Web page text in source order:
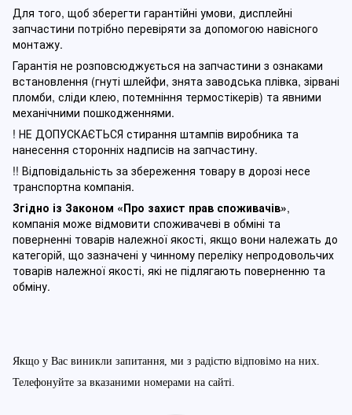
Для того, щоб зберегти гарантійні умови, дисплейні
запчастини потрібно перевіряти за допомогою навісного
монтажу.
Гарантія не розповсюджується на запчастини з ознаками
встановлення (гнуті шлейфи, знята заводська плівка, зірвані
пломби, сліди клею, потемніння термостікерів) та явними
механічними пошкодженнями.
! НЕ ДОПУСКАЄТЬСЯ стирання штампів виробника та
нанесення сторонніх надписів на запчастину.
!! Відповідальність за збереження товару в дорозі несе
транспортна компанія.
Згідно із Законом «Про захист прав споживачів»,
компанія може відмовити споживачеві в обміні та
поверненні товарів належної якості, якщо вони належать до
категорій, що зазначені у чинному переліку непродовольчих
товарів належної якості, які не підлягають поверненню та
обміну.
Якщо у Вас виникли запитання, ми з радістю відповімо на них.
Телефонуйте за вказаними номерами на сайті.